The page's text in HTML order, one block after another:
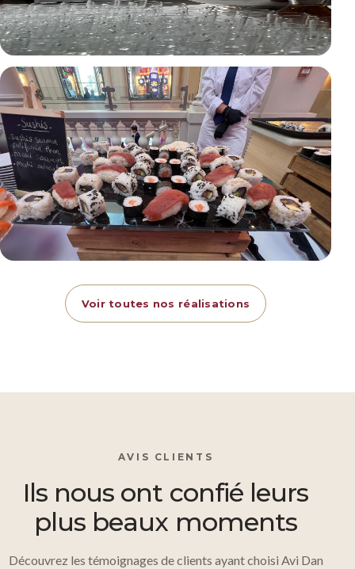
Voir toutes nos réalisations
AVIS CLIENTS
Ils nous ont confié leurs
plus beaux moments
Découvrez les témoignages de clients ayant choisi Avi Dan